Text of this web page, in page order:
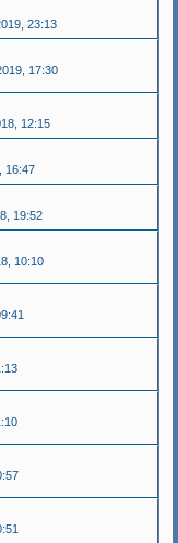
23:13
17:30
12:15
16:47
19:52
10:10